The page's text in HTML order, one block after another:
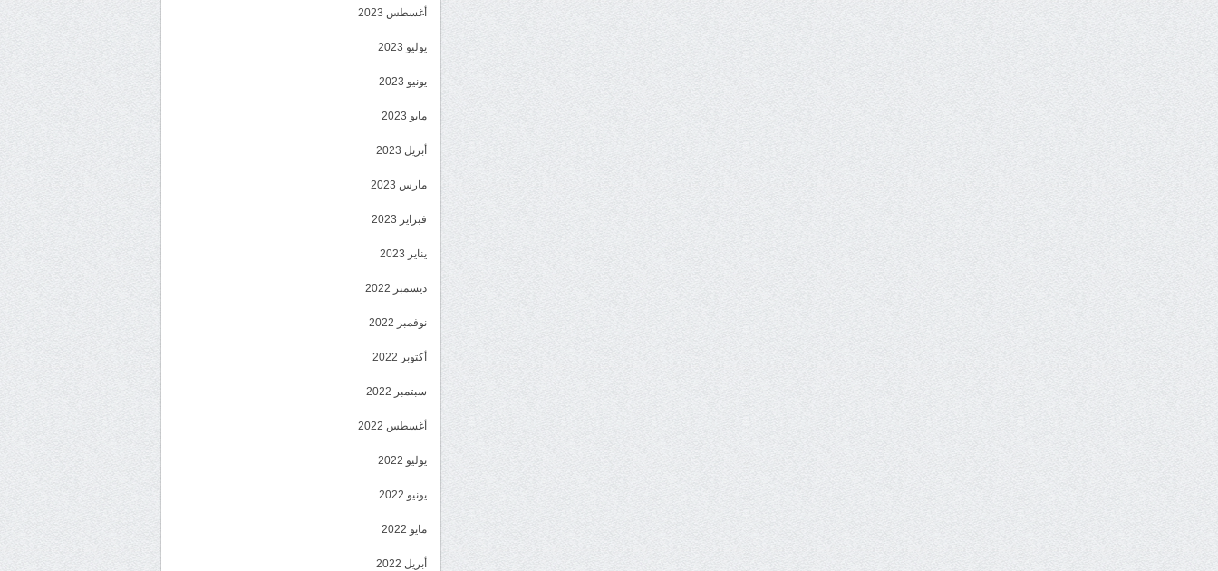
أغسطس 2023
يوليو 2023
يونيو 2023
مايو 2023
أبريل 2023
مارس 2023
فبراير 2023
يناير 2023
ديسمبر 2022
نوفمبر 2022
أكتوبر 2022
سبتمبر 2022
أغسطس 2022
يوليو 2022
يونيو 2022
مايو 2022
أبريل 2022